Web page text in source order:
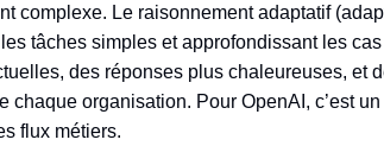
complexe. Le raisonnement adaptatif
tâches simples et approfondissant les
des réponses plus chaleureuses, et
chaque organisation. Pour OpenAI, c’est
flux métiers.